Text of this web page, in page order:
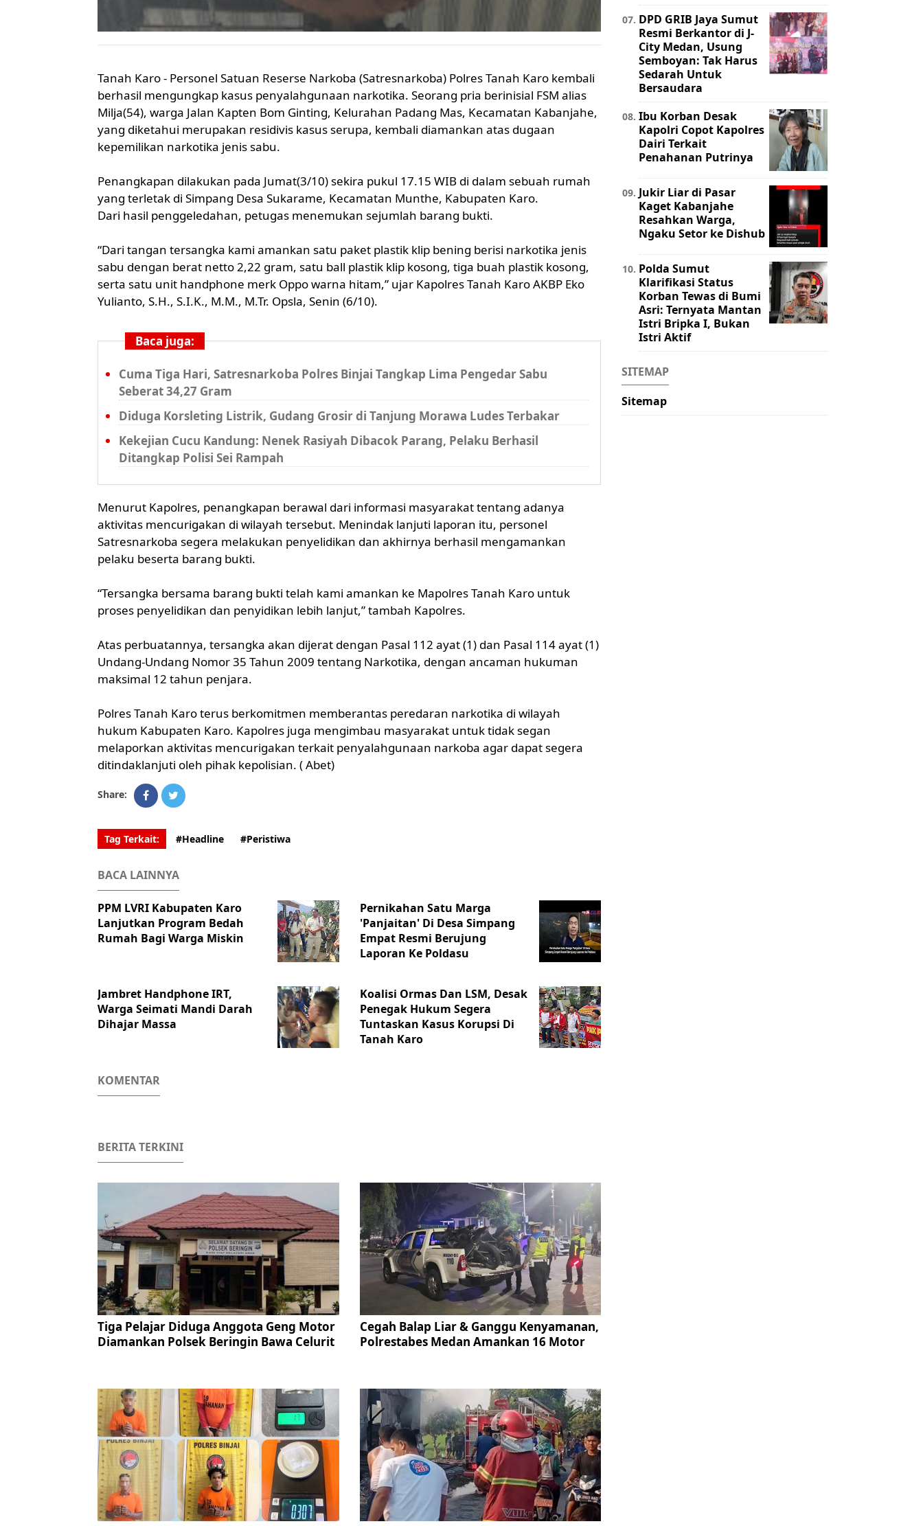
Tanah Karo - Personel Satuan Reserse Narkoba (Satresnarkoba) Polres Tanah Karo kembali
berhasil mengungkap kasus penyalahgunaan narkotika. Seorang pria berinisial FSM alias
Milja(54), warga Jalan Kapten Bom Ginting, Kelurahan Padang Mas, Kecamatan Kabanjahe,
yang diketahui merupakan residivis kasus serupa, kembali diamankan atas dugaan
kepemilikan narkotika jenis sabu.
Penangkapan dilakukan pada Jumat(3/10) sekira pukul 17.15 WIB di dalam sebuah rumah
yang terletak di Simpang Desa Sukarame, Kecamatan Munthe, Kabupaten Karo.
Dari hasil penggeledahan, petugas menemukan sejumlah barang bukti.
“Dari tangan tersangka kami amankan satu paket plastik klip bening berisi narkotika jenis
sabu dengan berat netto 2,22 gram, satu ball plastik klip kosong, tiga buah plastik kosong,
serta satu unit handphone merk Oppo warna hitam,” ujar Kapolres Tanah Karo AKBP Eko
Yulianto, S.H., S.I.K., M.M., M.Tr. Opsla, Senin (6/10).
Baca juga:
Cuma Tiga Hari, Satresnarkoba Polres Binjai Tangkap Lima Pengedar Sabu
Seberat 34,27 Gram
Diduga Korsleting Listrik, Gudang Grosir di Tanjung Morawa Ludes Terbakar
Kekejian Cucu Kandung: Nenek Rasiyah Dibacok Parang, Pelaku Berhasil
Ditangkap Polisi Sei Rampah
Menurut Kapolres, penangkapan berawal dari informasi masyarakat tentang adanya
aktivitas mencurigakan di wilayah tersebut. Menindak lanjuti laporan itu, personel
Satresnarkoba segera melakukan penyelidikan dan akhirnya berhasil mengamankan
pelaku beserta barang bukti.
“Tersangka bersama barang bukti telah kami amankan ke Mapolres Tanah Karo untuk
proses penyelidikan dan penyidikan lebih lanjut,” tambah Kapolres.
Atas perbuatannya, tersangka akan dijerat dengan Pasal 112 ayat (1) dan Pasal 114 ayat (1)
Undang-Undang Nomor 35 Tahun 2009 tentang Narkotika, dengan ancaman hukuman
maksimal 12 tahun penjara.
Polres Tanah Karo terus berkomitmen memberantas peredaran narkotika di wilayah
hukum Kabupaten Karo. Kapolres juga mengimbau masyarakat untuk tidak segan
melaporkan aktivitas mencurigakan terkait penyalahgunaan narkoba agar dapat segera
ditindaklanjuti oleh pihak kepolisian. ( Abet)
Share:
Tag Terkait: #Headline #Peristiwa
BACA LAINNYA
PPM LVRI Kabupaten Karo
Lanjutkan Program Bedah
Rumah Bagi Warga Miskin
Pernikahan Satu Marga
'Panjaitan' Di Desa Simpang
Empat Resmi Berujung
Laporan Ke Poldasu
Jambret Handphone IRT,
Warga Seimati Mandi Darah
Dihajar Massa
Koalisi Ormas Dan LSM, Desak
Penegak Hukum Segera
Tuntaskan Kasus Korupsi Di
Tanah Karo
KOMENTAR
BERITA TERKINI
Tiga Pelajar Diduga Anggota Geng Motor
Diamankan Polsek Beringin Bawa Celurit
Cegah Balap Liar & Ganggu Kenyamanan,
Polrestabes Medan Amankan 16 Motor
DPD GRIB Jaya Sumut
Resmi Berkantor di J-
City Medan, Usung
Semboyan: Tak Harus
Sedarah Untuk
Bersaudara
Ibu Korban Desak
Kapolri Copot Kapolres
Dairi Terkait
Penahanan Putrinya
Jukir Liar di Pasar
Kaget Kabanjahe
Resahkan Warga,
Ngaku Setor ke Dishub
Polda Sumut
Klarifikasi Status
Korban Tewas di Bumi
Asri: Ternyata Mantan
Istri Bripka I, Bukan
Istri Aktif
SITEMAP
Sitemap